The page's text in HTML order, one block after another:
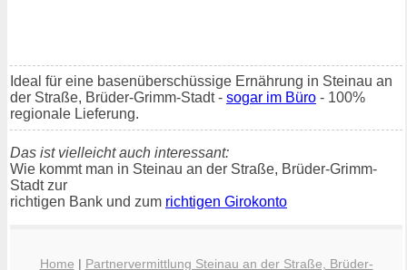
Ideal für eine basenüberschüssige Ernährung in Steinau an
der Straße, Brüder-Grimm-Stadt - sogar im Büro - 100%
regionale Lieferung.
Das ist vielleicht auch interessant:
Wie kommt man in Steinau an der Straße, Brüder-Grimm-
Stadt zur
richtigen Bank und zum richtigen Girokonto
Home | Partnervermittlung Steinau an der Straße, Brüder-